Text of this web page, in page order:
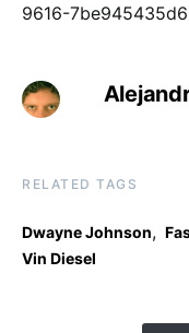
9616-
RELATED TAGS
Dwayne Johnson,
Vin Diesel